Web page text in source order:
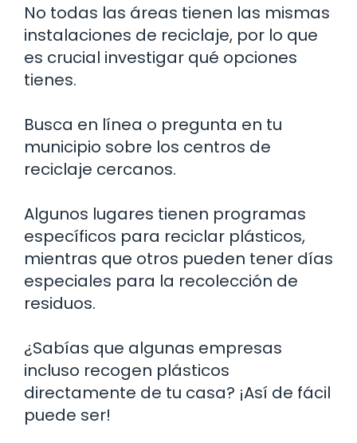
No todas las áreas tienen las mismas
instalaciones de reciclaje, por lo que
es crucial investigar qué opciones
tienes.
Busca en línea o pregunta en tu
municipio sobre los centros de
reciclaje cercanos.
Algunos lugares tienen programas
específicos para reciclar plásticos,
mientras que otros pueden tener días
especiales para la recolección de
residuos.
¿Sabías que algunas empresas
incluso recogen plásticos
directamente de tu casa? ¡Así de fácil
puede ser!